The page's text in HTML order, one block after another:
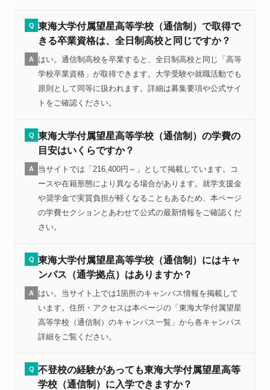
Q 東海大学付属望星高等学校（通信制）で取得で
きる卒業資格は、全日制高校と同じですか？
A
はい。通信制高校を卒業すると、全日制高校と同じ「高等
学校卒業資格」が取得できます。大学受験や就職活動でも
原則として同等に扱われます。詳細は募集要項や公式サイ
トをご確認ください。
Q 東海大学付属望星高等学校（通信制）の学費の
目安はいくらですか？
A
当サイトでは「216,400円～」として掲載しています。コ
ースや在籍形態により異なる場合があります。就学支援金
や奨学金で実質負担が軽くなることもあるため、本ページ
の学費セクションとあわせて公式の最新情報をご確認くだ
さい。
Q 東海大学付属望星高等学校（通信制）にはキャ
ンパス（通学拠点）はありますか？
A
はい。当サイト上では1箇所のキャンパス情報を掲載して
います。住所・アクセスは本ページの「東海大学付属望星
高等学校（通信制）のキャンパス一覧」から各キャンパス
詳細をご覧ください。
Q 不登校の経験があっても東海大学付属望星高等
学校（通信制）に入学できますか？